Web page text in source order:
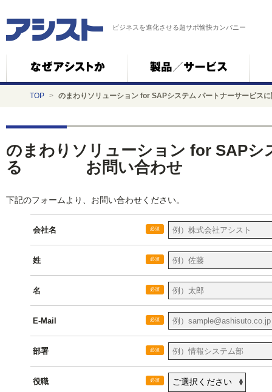
ビジネスを進化させる超サポ愉快カンパニー
TOP > のまわりソリューション for SAPシステム パートナーサー
のまわりソリューション for SAP
る お問い合わせ
下記のフォームより、お問い合わせください。